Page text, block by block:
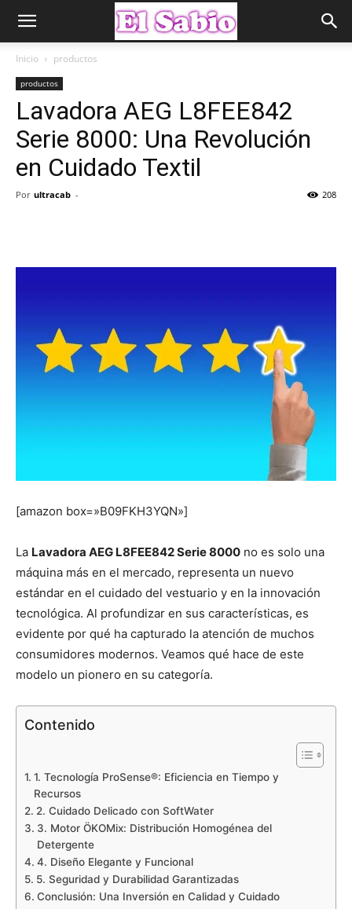
Inicio productos
productos
Lavadora AEG L8FEE842
Serie 8000: Una Revolución
en Cuidado Textil
Por ultracab - 208
[amazon box=»B09FKH3YQN»]
La Lavadora AEG L8FEE842 Serie 8000 no es solo una
máquina más en el mercado, representa un nuevo
estándar en el cuidado del vestuario y en la innovación
tecnológica. Al profundizar en sus características, es
evidente por qué ha capturado la atención de muchos
consumidores modernos. Veamos qué hace de este
modelo un pionero en su categoría.
Contenido
1. Tecnología ProSense®: Eficiencia en Tiempo y
Recursos
2. Cuidado Delicado con SoftWater
3. Motor ÖKOMix: Distribución Homogénea del
Detergente
4. Diseño Elegante y Funcional
5. Seguridad y Durabilidad Garantizadas
Conclusión: Una Inversión en Calidad y Cuidado